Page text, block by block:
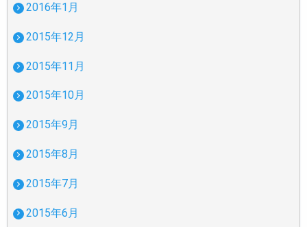
2016年1月
2015年12月
2015年11月
2015年10月
2015年9月
2015年8月
2015年7月
2015年6月